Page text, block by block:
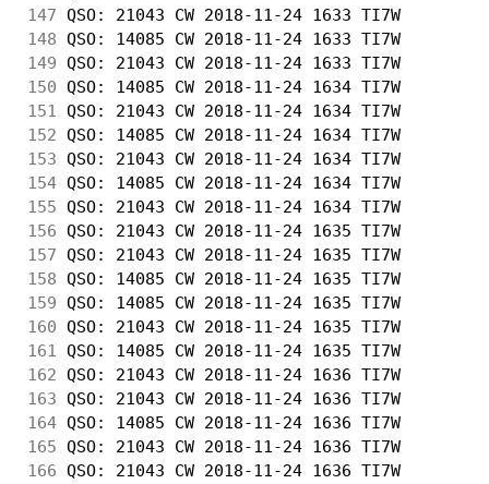
147 QSO: 21043 CW 2018-11-24 1633 TI7W
148 QSO: 14085 CW 2018-11-24 1633 TI7W
149 QSO: 21043 CW 2018-11-24 1633 TI7W
150 QSO: 14085 CW 2018-11-24 1634 TI7W
151
QSO: 21043 CW 2018-11-24 1634 TI7W
152 QSO: 14085 CW 2018-11-24 1634 TI7W
153 QSO: 21043 CW 2018-11-24 1634 TI7W
154 QSO: 14085 CW 2018-11-24 1634 TI7W
155 QSO: 21043 CW 2018-11-24 1634 TI7W
156 QSO: 21043 CW 2018-11-24 1635 TI7W
157 QSO: 21043 CW 2018-11-24 1635 TI7W
158 QSO: 14085 CW 2018-11-24 1635 TI7W
159 QSO: 14085 CW 2018-11-24 1635 TI7W
160 QSO: 21043 CW 2018-11-24 1635 TI7W
161
QSO: 14085 CW 2018-11-24 1635 TI7W
162 QSO: 21043 CW 2018-11-24 1636 TI7W
163 QSO: 21043 CW 2018-11-24 1636 TI7W
164 QSO: 14085 CW 2018-11-24 1636 TI7W
165 QSO: 21043 CW 2018-11-24 1636 TI7W
166 QSO: 21043 CW 2018-11-24 1636 TI7W